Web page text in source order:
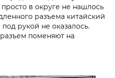
в округе не нашлось
разъема китайский
рукой не оказалось.
поменяют на